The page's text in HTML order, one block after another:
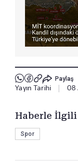
Paylaş
Yayın Tarihi 08
Haberle İlgili
Spor